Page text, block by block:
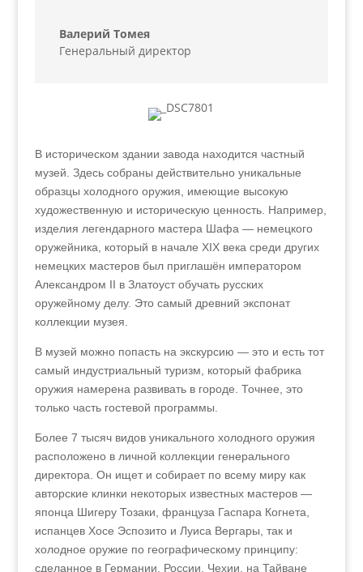
Валерий Томея
Генеральный директор
В историческом здании завода находится частный
музей. Здесь собраны действительно уникальные
образцы холодного оружия, имеющие высокую
художественную и историческую ценность. Например,
изделия легендарного мастера Шафа — немецкого
оружейника, который в начале ХIХ века среди других
немецких мастеров был приглашён императором
Александром II в Златоуст обучать русских
оружейному делу. Это самый древний экспонат
коллекции музея.
В музей можно попасть на экскурсию — это и есть тот
самый индустриальный туризм, который фабрика
оружия намерена развивать в городе. Точнее, это
только часть гостевой программы.
Более 7 тысяч видов уникального холодного оружия
расположено в личной коллекции генерального
директора. Он ищет и собирает по всему миру как
авторские клинки некоторых известных мастеров —
японца Шигеру Тозаки, француза Гаспара Когнета,
испанцев Хосе Эспозито и Луиса Вергары, так и
холодное оружие по географическому принципу:
сделанное в Германии, России, Чехии, на Тайване